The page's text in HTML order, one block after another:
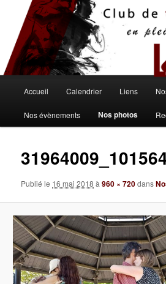
contenu
principal
principal
Accueil Calendrier Liens
Nos évènements Nos photos
Publié le 16 mai 2018 à960 × 720dans